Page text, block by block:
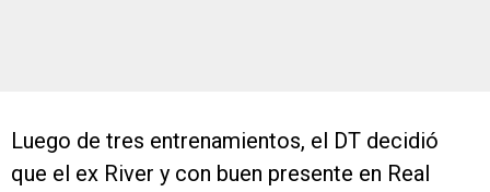
Luego de tres entrenamientos, el DT decidió
que el ex River y con buen presente en Real